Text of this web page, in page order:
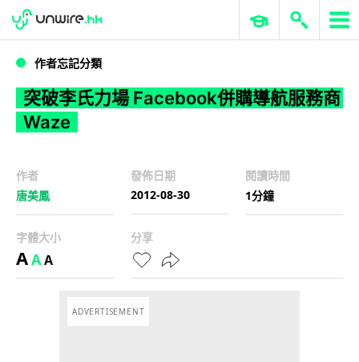
WWDC 2026 ERP 與商業 AI
作者忘記分類
突破李氏力場 Facebook併購導航服務商
Waze
作者
唐美鳳
發佈日期
2012-08-30
閱讀時間
1分鐘
字體大小
AAA
分享
ADVERTISEMENT